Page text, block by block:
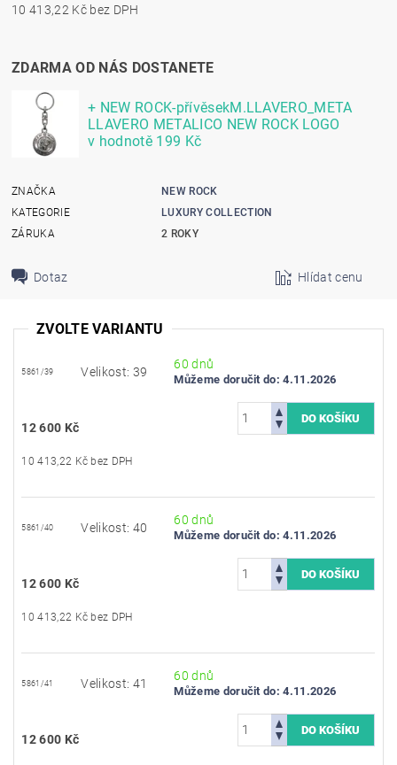
10 413,22 Kč bez DPH
ZDARMA OD NÁS DOSTANETE
+ NEW ROCK-přívěsekM.LLAVERO_META
LLAVERO METALICO NEW ROCK LOGO
v hodnotě 199 Kč
ZNAČKA
NEW ROCK
KATEGORIE
LUXURY COLLECTION
ZÁRUKA
2 ROKY
Dotaz Hlídat cenu
ZVOLTE VARIANTU
5861/39 Velikost: 39
60 dnů
Můžeme doručit do: 4.11.2026
12 600 Kč
10 413,22 Kč bez DPH
5861/40 Velikost: 40
60 dnů
Můžeme doručit do: 4.11.2026
12 600 Kč
10 413,22 Kč bez DPH
5861/41 Velikost: 41
60 dnů
Můžeme doručit do: 4.11.2026
12 600 Kč